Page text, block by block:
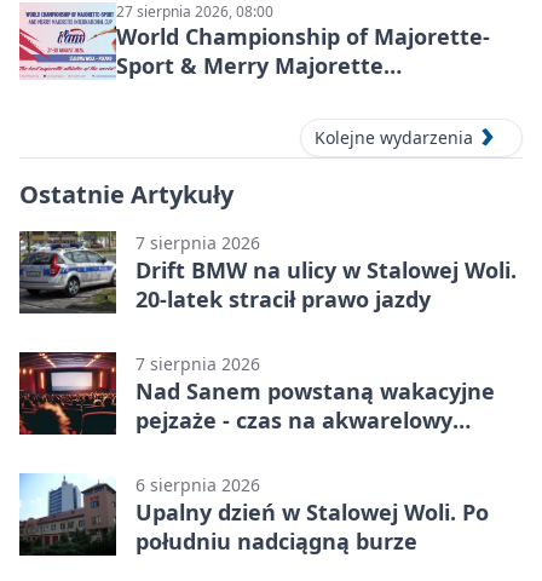
27 sierpnia 2026, 08:00
World Championship of Majorette-
Sport & Merry Majorette
Kolejne wydarzenia
Ostatnie Artykuły
7 sierpnia 2026
Drift BMW na ulicy w Stalowej Woli.
20-latek stracił prawo jazdy
7 sierpnia 2026
Nad Sanem powstaną wakacyjne
pejzaże - czas na akwarelowy
6 sierpnia 2026
Upalny dzień w Stalowej Woli. Po
południu nadciągną burze